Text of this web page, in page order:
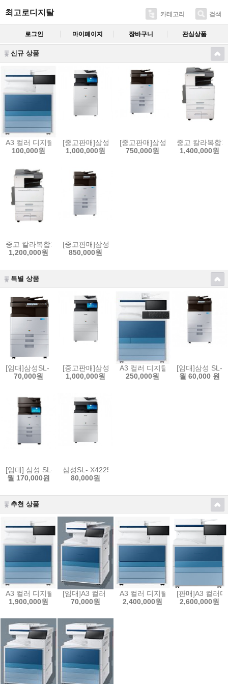
최고로디지탈 카테고리 검색
로그인 마이페이지 장바구니 관심상품
신규 상품
A3 컬러 디지털 복합기 MX6 시리즈 SL-X6250LX (A3) 칼라복합기임
100,000원
[중고판매]삼성SL- X4255LX (A3) 칼라 중고복합기
1,000,000원
[중고판매]삼성 X3220NR A3 칼
750,000원
중고 칼라복합
1,400,000원
중고 칼라복합기 렉스마크 X950de (A3) 컬러복합기 흑백45 칼라40매
1,200,000원
[중고판매]삼성 X3220NR A3 칼라중고복합기 분당
850,000원
특별 상품
[임대]삼성SL- X3280NR A3 칼라복합기 분당 칼라28매 흑백28매 임대
70,000원
[중고판매]삼성SL- X4255LX (A3) 칼라 중고복합기
1,000,000원
A3 컬러 디지털 복합기 MX9 시
250,000원
[임대]삼성 SL-
월 60,000 원
[임대] 삼성 SL-X7400LX (A3) 초고속 칼라복합기 분당 칼라40매 흑백
월 170,000원
삼성SL- X4225RX (A3) 칼라복합기임대(팩스포함)
80,000원
추천 상품
A3 컬러 디지털 복합기 MX5 시리즈 SL-X5230NR (A3) 칼라복합기 분
1,900,000원
[임대]A3 컬러 디지털 복합기 MX5 시리즈 SL-
70,000원
A3 컬러 디지털 복합기 MX6 시
2,400,000원
[판매]A3 컬러
2,600,000원